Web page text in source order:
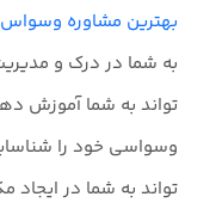
بهترین مشاوره
تواند به شما آموزش
وسواسی خود را
تواند به شما در ایجاد